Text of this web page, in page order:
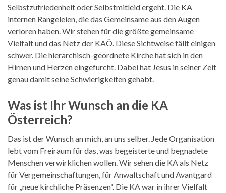
Selbstzufriedenheit oder Selbstmitleid ergeht. Die KA
internen Rangeleien, die das Gemeinsame aus den Augen
verloren haben. Wir stehen für die größte gemeinsame
Vielfalt und das Netz der KAÖ. Diese Sichtweise fällt einigen
schwer. Die hierarchisch-geordnete Kirche hat sich in den
Hirnen und Herzen eingefurcht. Dabei hat Jesus in seiner Zeit
genau damit seine Schwierigkeiten gehabt.
Was ist Ihr Wunsch an die KA
Österreich?
Das ist der Wunsch an mich, an uns selber. Jede Organisation
lebt vom Freiraum für das, was begeisterte und begnadete
Menschen verwirklichen wollen. Wir sehen die KA als Netz
für Vergemeinschaftungen, für Anwaltschaft und Avantgard
für „neue kirchliche Präsenzen“. Die KA war in ihrer Vielfalt